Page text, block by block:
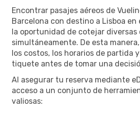
Encontrar pasajes aéreos de
Barcelona con destino a Lisboa en
la oportunidad de cotejar diversas
simultáneamente. De esta
los costos, los horarios de partida
tiquete antes de tomar una
Al asegurar tu reserva mediante
acceso a un conjunto de
valiosas: